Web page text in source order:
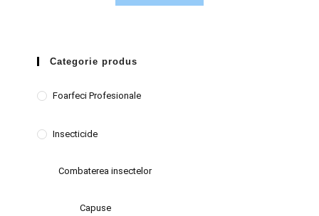
Categorie produs
Foarfeci Profesionale
Insecticide
Combaterea insectelor
Capuse